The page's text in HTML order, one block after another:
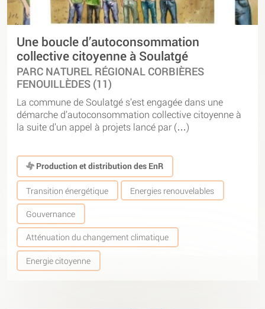
Une boucle d’autoconsommation
collective citoyenne à Soulatgé
PARC NATUREL RÉGIONAL CORBIÈRES
FENOUILLÈDES (11)
La commune de Soulatgé s’est engagée dans une
démarche d’autoconsommation collective citoyenne à
la suite d’un appel à projets lancé par (…)
Production et distribution des EnR
Transition énergétique Energies renouvelables
Gouvernance
Atténuation du changement climatique
Energie citoyenne